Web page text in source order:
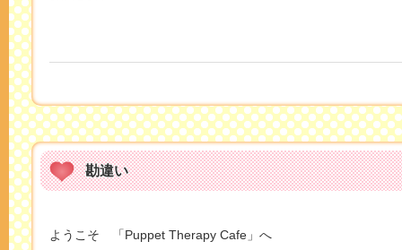
勘違い
ようこそ 「Puppet Therapy Cafe」へ